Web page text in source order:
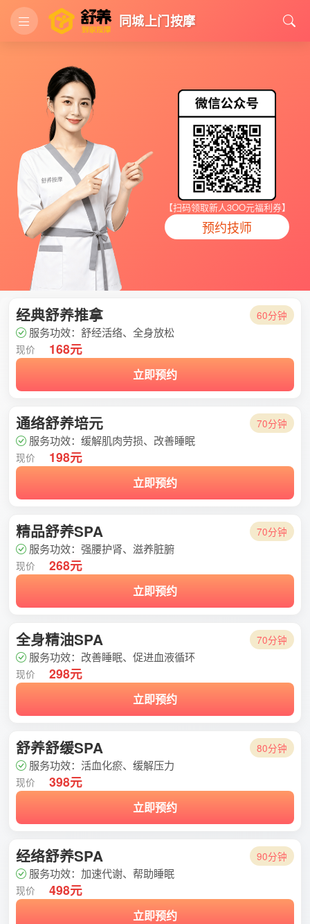
同城上门按摩
【扫码领取新人3OO元福利券】
预约技师
经典舒养推拿 60分钟
服务功效：舒经活络、全身放松
现价 168元
立即预约
通络舒养培元 70分钟
服务功效：缓解肌肉劳损、改善睡眠
现价 198元
立即预约
精品舒养SPA 70分钟
服务功效：强腰护肾、滋养脏腑
现价 268元
立即预约
全身精油SPA 70分钟
服务功效：改善睡眠、促进血液循环
现价 298元
立即预约
舒养舒缓SPA 80分钟
服务功效：活血化瘀、缓解压力
现价 398元
立即预约
经络舒养SPA 90分钟
服务功效：加速代谢、帮助睡眠
现价 498元
立即预约